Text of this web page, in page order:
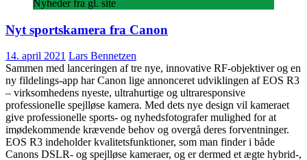
Nyheder fra gl. site
Nyt sportskamera fra Canon
14. april 2021 Lars Bennetzen
Sammen med lanceringen af tre nye, innovative RF-objektiver og en
ny fildelings-app har Canon lige annonceret udviklingen af EOS R3
– virksomhedens nyeste, ultrahurtige og ultraresponsive
professionelle spejlløse kamera. Med dets nye design vil kameraet
give professionelle sports- og nyhedsfotografer mulighed for at
imødekommende krævende behov og overgå deres forventninger.
EOS R3 indeholder kvalitetsfunktioner, som man finder i både
Canons DSLR- og spejlløse kameraer, og er dermed et ægte hybrid-,